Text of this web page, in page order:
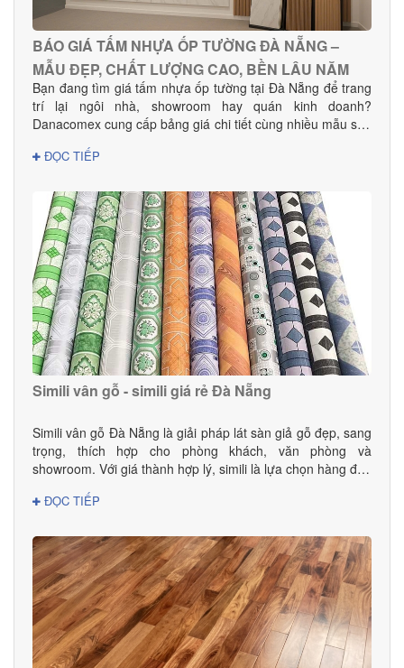
BÁO GIÁ TẤM NHỰA ỐP TƯỜNG ĐÀ NẴNG –
MẪU ĐẸP, CHẤT LƯỢNG CAO, BỀN LÂU NĂM
Bạn đang tìm giá tấm nhựa ốp tường tại Đà Nẵng để trang
trí lại ngôi nhà, showroom hay quán kinh doanh?
Danacomex cung cấp bảng giá chi tiết cùng nhiều mẫu sản
ĐỌC TIẾP
Simili vân gỗ - simili giá rẻ Đà Nẵng
Simili vân gỗ Đà Nẵng là giải pháp lát sàn giả gỗ đẹp, sang
trọng, thích hợp cho phòng khách, văn phòng và
showroom. Với giá thành hợp lý, simili là lựa chọn hàng đầu
ĐỌC TIẾP